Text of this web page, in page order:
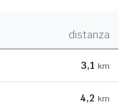
distanza
3,1 km
4,2 km